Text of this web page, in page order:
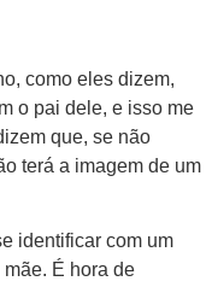
como eles dizem,
o pai dele, e isso me
que, se não
terá a imagem de um
identificar com um
É hora de